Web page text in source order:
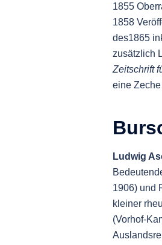
1855
1858
des1865
zusätzlich
Zeitschrift
eine
Ludwig
1906) und
kleiner
(Vorhof-